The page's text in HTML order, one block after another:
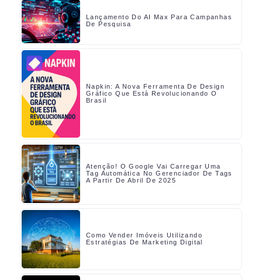
Lançamento Do AI Max Para Campanhas
De Pesquisa
Napkin: A Nova Ferramenta De Design
Gráfico Que Está Revolucionando O
Brasil
Atenção! O Google Vai Carregar Uma
Tag Automática No Gerenciador De Tags
A Partir De Abril De 2025
Como Vender Imóveis Utilizando
Estratégias De Marketing Digital